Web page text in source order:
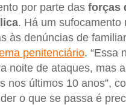
por parte das forças
. Há um sufocamento
às denúncias de
penitenciário. “Essa
noite de ataques, mas a
nos últimos 10 anos”,
o que se passa é